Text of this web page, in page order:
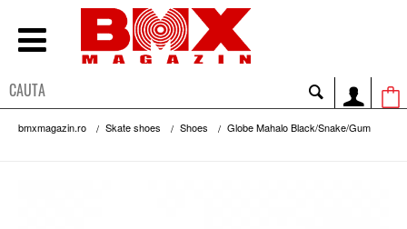
bmxmagazin.ro Skate shoes Shoes Globe Mahalo Black/Snake/Gum